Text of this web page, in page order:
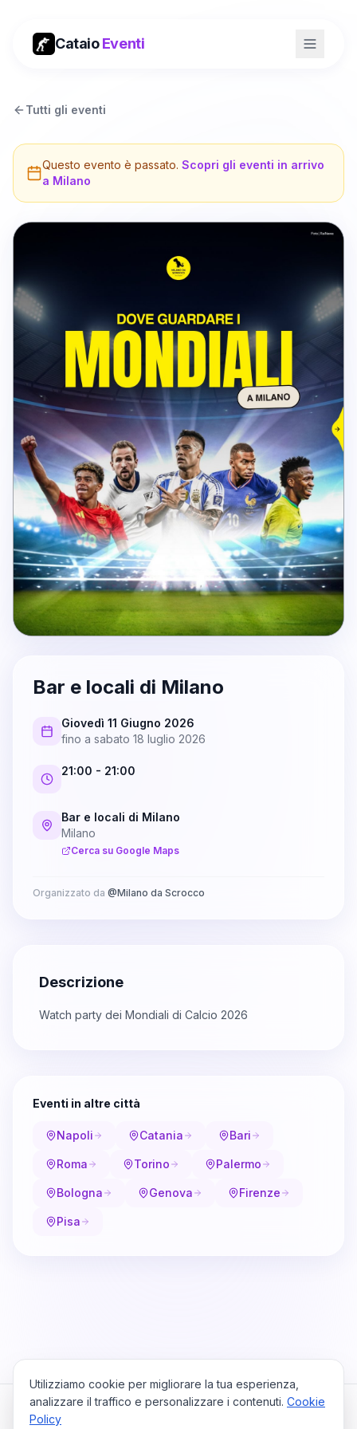
CataioEventi
Tutti gli eventi
Questo evento è passato. Scopri gli eventi in arrivo
a Milano
Bar e locali di Milano
Giovedì 11 Giugno 2026
fino a sabato 18 luglio 2026
21:00 - 21:00
Bar e locali di Milano
Milano
Cerca su Google Maps
Organizzato da @Milano da Scrocco
Descrizione
Watch party dei Mondiali di Calcio 2026
Eventi in altre città
Napoli Catania Bari
Roma Torino Palermo
Bologna Genova Firenze
Pisa
Utilizziamo cookie per migliorare la tua esperienza,
analizzare il traffico e personalizzare i contenuti. Cookie
Policy